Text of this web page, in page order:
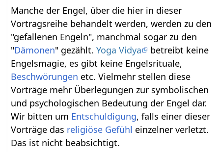
Manche der Engel, über die hier in dieser
Vortragsreihe behandelt werden, werden zu den
"gefallenen Engeln", manchmal sogar zu den
"Dämonen" gezählt.Yoga Vidya
betreibt keine
Engelsmagie, es gibt keine Engelsrituale,
Beschwörungen etc. Vielmehr stellen diese
Vorträge mehr Überlegungen zur symbolischen
und psychologischen Bedeutung der Engel dar.
Wir bitten um Entschuldigung, falls einer dieser
Vorträge das religiöse Gefühl einzelner verletzt.
Das ist nicht beabsichtigt.